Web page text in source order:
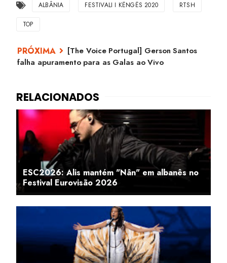
ALBÂNIA FESTIVALI I KËNGËS 2020 RTSH
TOP
[The Voice Portugal] Gerson Santos
falha apuramento para as Galas ao Vivo
ESC2026: Alis mantém "Nân" em albanês no
Festival Eurovisão 2026